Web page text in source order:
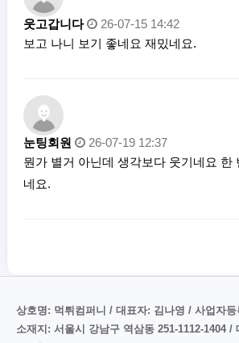
웃고갑니다
26-07-15 14:42
보고 나니 보기 좋네요 재밌네요.
눈팅회원
26-07-19 12:37
뭔가 별거 아닌데 생각보다 웃기네요 한
네요.
상호명: 먹튀컴퍼니 / 대표자: 김나영 / 사업자등
소재지: 서울시 강남구 역삼동 251-1112-1404 /